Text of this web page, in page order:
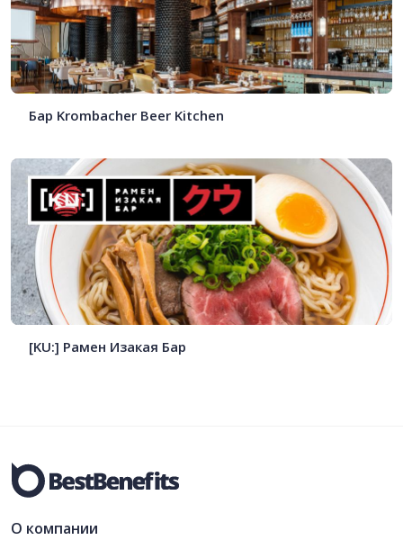
Бар Krombacher Beer Kitchen
[KU:] Рамен Изакая Бар
О компании